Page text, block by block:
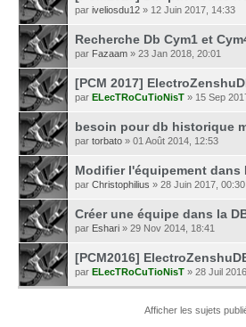
par iveliosdu12 » 12 Juin 2017, 14:33
Recherche Db Cym1 et
par Fazaam » 23 Jan 2018, 20:01
[PCM 2017]
par ELecTRoCuTioNisT » 15 Sep
besoin pour db historique
par torbato » 01 Août 2014, 12:53
Modifier l'équipement dans
par Christophilius » 28 Juin 2017, 00:30
Créer une équipe dans la
par Eshari » 29 Nov 2014, 18:41
[PCM2016]
par ELecTRoCuTioNisT » 28 Juil
Afficher les sujets